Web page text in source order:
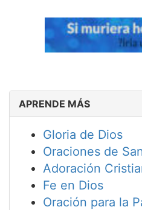
APRENDE MÁS
Gloria de Dios
Oraciones de
Adoración
Fe en Dios
Oración para la